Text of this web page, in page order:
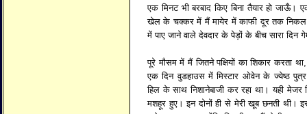
एक मिनट भी बरबाद किए बिना तैयार हो जाऊँ।
खेल के चक्कर में मैं मायेर में काफी दूर तक
में पाए जाने वाले देवदार के पेड़ों के बीच सारा
पूरे मौसम में मैं जितने पक्षियों का शिकार करता
एक दिन वुडहाउस में मिस्टार ओवेन के ज्येष्ठ
हिल के साथ निशानेबाजी कर रहा था। यही
मशहूर हुए। इन दोनों ही से मेरी खूब छनती थी।